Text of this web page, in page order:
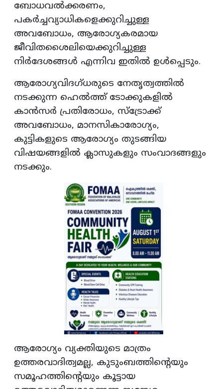
ബോധവൽക്കരണം,
പകർച്ചവ്യാധികളെക്കുറിച്ചുള്ള
അവബോധം, ആരോഗ്യകരമായ
ജീവിതശൈലിയെക്കുറിച്ചുള്ള
നിർദേശങ്ങൾ എന്നിവ ഇതിൽ ഉൾപ്പെടും.
ആരോഗ്യവിദഗ്ധരുടെ നേതൃത്വത്തിൽ
നടക്കുന്ന ഹെൽത്ത് ടോക്കുകളിൽ
കാൻസർ പ്രതിരോധം, സ്ട്രോക്ക്
അവബോധം, മാനസികാരോഗ്യം,
കുട്ടികളുടെ ആരോഗ്യം തുടങ്ങിയ
വിഷയങ്ങളിൽ ക്ലാസുകളും സംവാദങ്ങളും
നടക്കും.
ആരോഗ്യം വ്യക്തിയുടെ മാത്രം
ഉത്തരവാദിത്വമല്ല, കുടുംബത്തിന്റെയും
സമൂഹത്തിന്റെയും കൂട്ടായ